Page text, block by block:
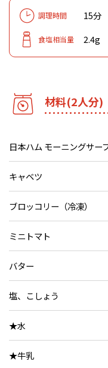
調理時間 15分
食塩相当量 2.4g
材料(2人分)
日本ハム モーニングサー
キャベツ
ブロッコリー（冷凍）
ミニトマト
バター
塩、こしょう
★水
★牛乳